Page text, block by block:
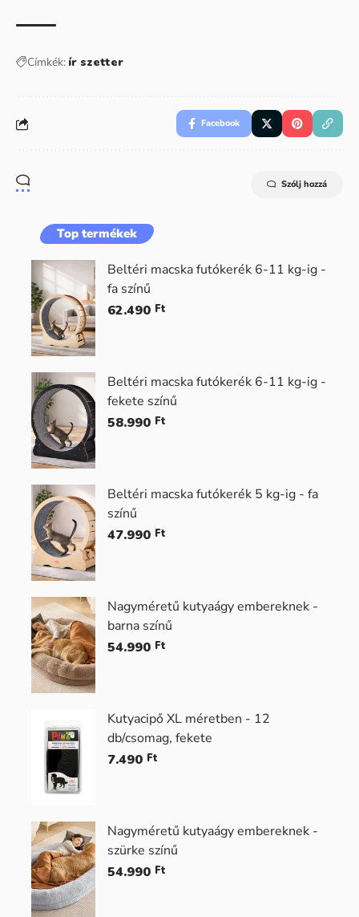
Címkék: ír szetter
Facebook
Szólj hozzá
Top termékek
Beltéri macska futókerék 6-11 kg-ig -
fa színű
62.490 Ft
Beltéri macska futókerék 6-11 kg-ig -
fekete színű
58.990 Ft
Beltéri macska futókerék 5 kg-ig - fa
színű
47.990 Ft
Nagyméretű kutyaágy embereknek -
barna színű
54.990 Ft
Kutyacipő XL méretben - 12
db/csomag, fekete
7.490 Ft
Nagyméretű kutyaágy embereknek -
szürke színű
54.990 Ft